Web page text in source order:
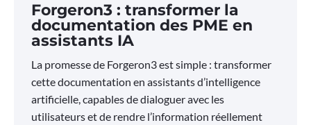
Forgeron3 : transformer la
documentation des PME en
assistants IA
La promesse de Forgeron3 est simple : transformer
cette documentation en assistants d’intelligence
artificielle, capables de dialoguer avec les
utilisateurs et de rendre l’information réellement